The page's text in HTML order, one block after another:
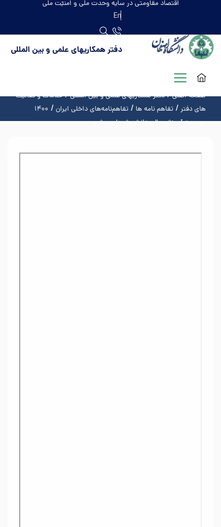
اقتصاد مقاومتی در سایه وحدت ملّی و امنیّت ملّی
En
دفتر همکاریهای علمی و بین المللی
صفحه اصلی دفتر همکاریهای علمی و بین المللی
خدمات و فعالیت
های دفتر
تفاهم نامه ها تفاهم‌نامه‌های داخلی ایران
۱۴۰۰
موسسه آموزش عالی دانش‌پژوهان پیشرو